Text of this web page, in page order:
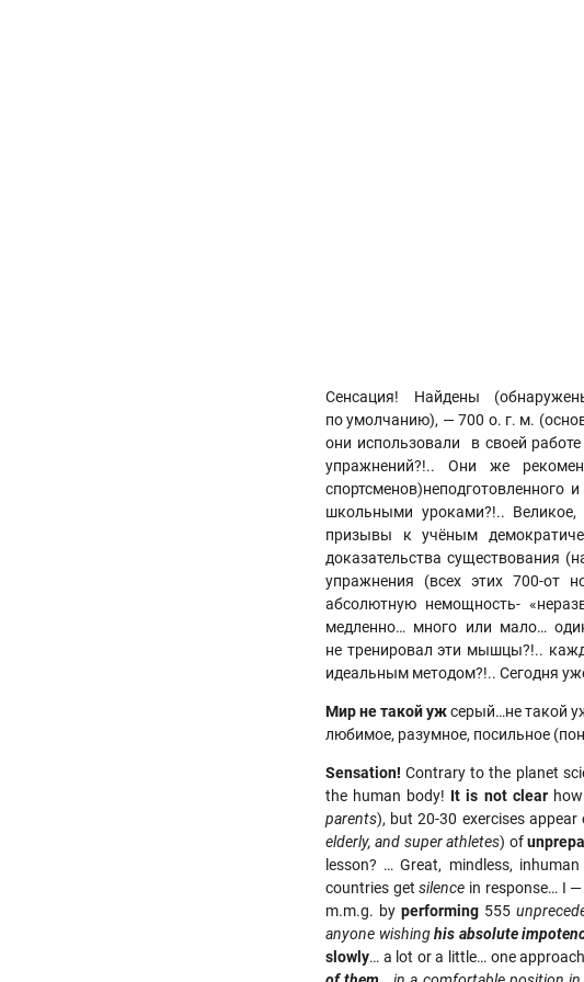
Сенсация! Найдены
по умолчанию), — 700 о. г. м.
они использовали в своей
упражнений?!.. Они же
спортсменов)неподготовленного
школьными уроками?!.. Великое,
призывы к учёным
доказательства существования
упражнения (всех этих 700-от
абсолютную немощность-
медленно… много или мало…
не тренировал эти мышцы?!..
идеальным методом?!.. Сегодня
Мирне такой ужсерый…не такой
любимое, разумное, посильное
Sensation! Contrary to the planet
the human body! It is not clearhow
parents), but 20-30 exercises
elderly, and super athletes) of
lesson? … Great, mindless,
countries getsilence in response… I
m.m.g. by performing555
anyone wishinghis absolute
slowly… a lot or a little… one